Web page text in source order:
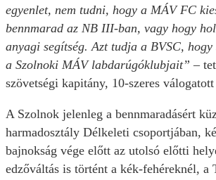
egyenlet, nem tudni, hogy a MÁV FC
bennmarad az NB III-ban, vagy hogy
anyagi segítség. Azt tudja a BVSC,
a Szolnoki MÁV labdarúgóklubjait” –
szövetségi kapitány, 10-szeres
A Szolnok jelenleg a bennmaradásért
harmadosztály Délkeleti csoportjában,
bajnokság vége előtt az utolsó előtti
edzőváltás is történt a kék-fehéreknél, a